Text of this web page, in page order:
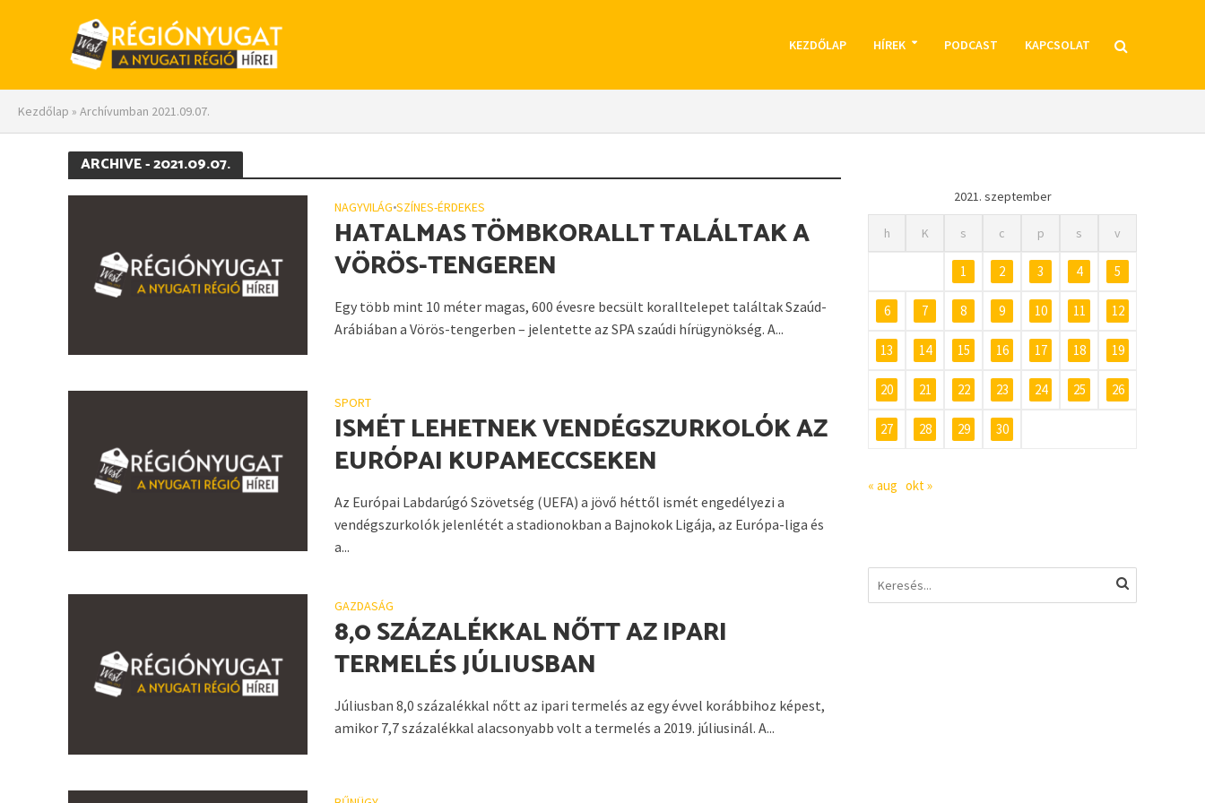
KEZDŐLAP HÍREK PODCAST KAPCSOLAT
Kezdőlap » Archívumban 2021.09.07.
ARCHIVE - 2021.09.07.
NAGYVILÁG•SZÍNES-ÉRDEKES
HATALMAS TÖMBKORALLT TALÁLTAK A
VÖRÖS-TENGEREN
Egy több mint 10 méter magas, 600 évesre becsült koralltelepet találtak Szaúd-
Arábiában a Vörös-tengerben – jelentette az SPA szaúdi hírügynökség. A...
SPORT
ISMÉT LEHETNEK VENDÉGSZURKOLÓK AZ
EURÓPAI KUPAMECCSEKEN
Az Európai Labdarúgó Szövetség (UEFA) a jövő héttől ismét engedélyezi a
vendégszurkolók jelenlétét a stadionokban a Bajnokok Ligája, az Európa-liga és
a...
GAZDASÁG
8,0 SZÁZALÉKKAL NŐTT AZ IPARI
TERMELÉS JÚLIUSBAN
Júliusban 8,0 százalékkal nőtt az ipari termelés az egy évvel korábbihoz képest,
amikor 7,7 százalékkal alacsonyabb volt a termelés a 2019. júliusinál. A...
2021. szeptember
h K s c p s v
1 2 3 4 5
6 7 8 9 10 11 12
13 14 15 16 17 18 19
20 21 22 23 24 25 26
27 28 29 30
« aug okt »